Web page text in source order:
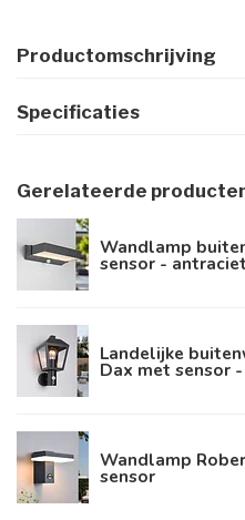
Productomschrijving
Specificaties
Gerelateerde
Wandlamp
sensor - antraciet
Landelijke
Dax met sensor
Wandlamp
sensor